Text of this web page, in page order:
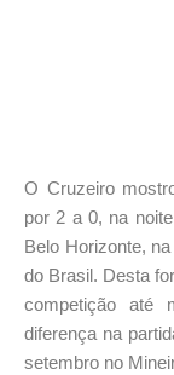
O Cruzeiro
por 2 a 0, na
Belo Horizonte,
do Brasil. Desta
competição
diferença na
setembro no